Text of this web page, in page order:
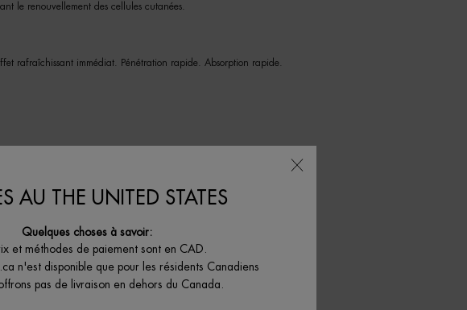
le renouvellement des cellules cutanées.
rafraîchissant immédiat. Pénétration rapide. Absorption rapide.
EXCLUSIVITÉ EN LIGNE
AU THE UNITED STATES
Quelques choses à savoir:
et méthodes de paiement sont en CAD.
n'est disponible que pour les résidents Canadiens
pas de livraison en dehors du Canada.